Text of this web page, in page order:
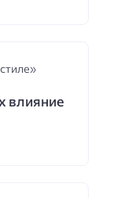
влияние